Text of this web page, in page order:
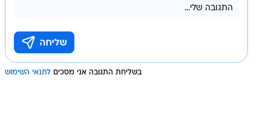
בשליחת התגובה אני מסכים לתנאי השימוש